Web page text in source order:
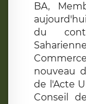
BA,
du
nouveau
de l'Acte
Conseil